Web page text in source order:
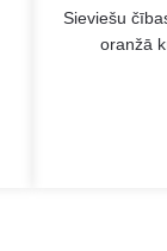
Sieviešu
oranžā